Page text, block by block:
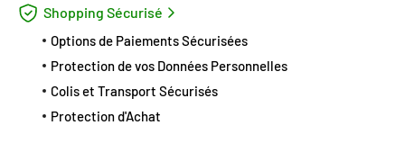
Shopping Sécurisé
Options de Paiements Sécurisées
Protection de vos Données Personnelles
Colis et Transport Sécurisés
Protection d'Achat